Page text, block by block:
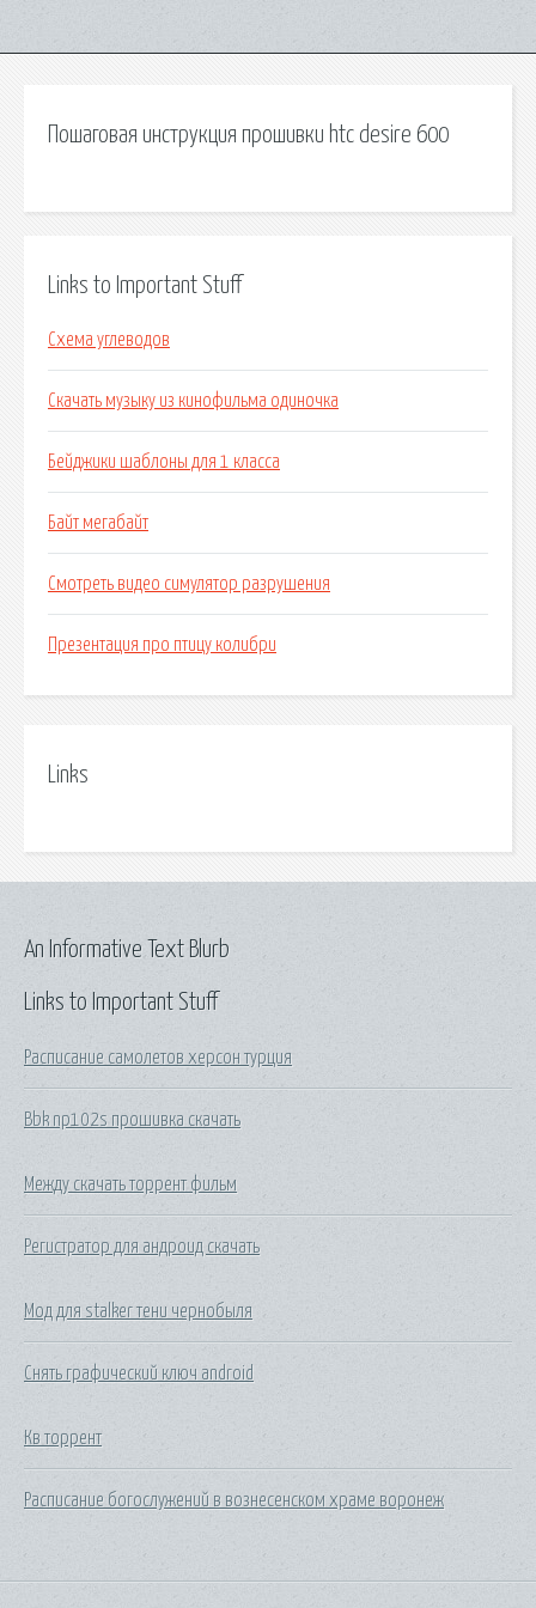
Пошаговая инструкция прошивки htc desire 600
Links to Important Stuff
Схема углеводов
Скачать музыку из кинофильма одиночка
Бейджики шаблоны для 1 класса
Байт мегабайт
Смотреть видео симулятор разрушения
Презентация про птицу колибри
Links
Links to Important Stuff
Расписание самолетов херсон турция
Bbk np102s прошивка скачать
Между скачать торрент фильм
Регистратор для андроид скачать
Мод для stalker тени чернобыля
Снять графический ключ android
Кв торрент
Расписание богослужений в вознесенском храме воронеж
An Informative Text Blurb